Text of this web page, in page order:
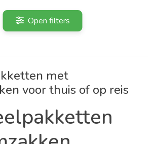
Open filters
met
voor thuis of op reis